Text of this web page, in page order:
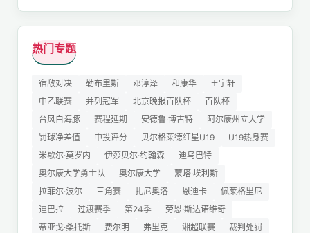
热门专题
宿敌对决 勒布里斯 邓淳泽 和康华
王宇轩
中乙联赛
并列冠军 北京晚报百队杯
百队杯
台风白海豚
赛程延期 安德鲁·博古特
阿尔康州立大学
罚球净差值
中投评分 贝尔格莱德红星U19
U19热身赛
米歇尔·莫罗内
伊莎贝尔·约翰森
迪乌巴特
奥尔康大学勇士队
奥尔康大学
蒙塔·埃利斯
拉菲尔·波尔
三角赛 扎尼奥洛 恩迪卡
佩莱格里尼
迪巴拉
过渡赛季 第24季
劳恩·斯达诺维奇
蒂亚戈·桑托斯
费尔明 弗里克 湘超联赛
裁判处罚